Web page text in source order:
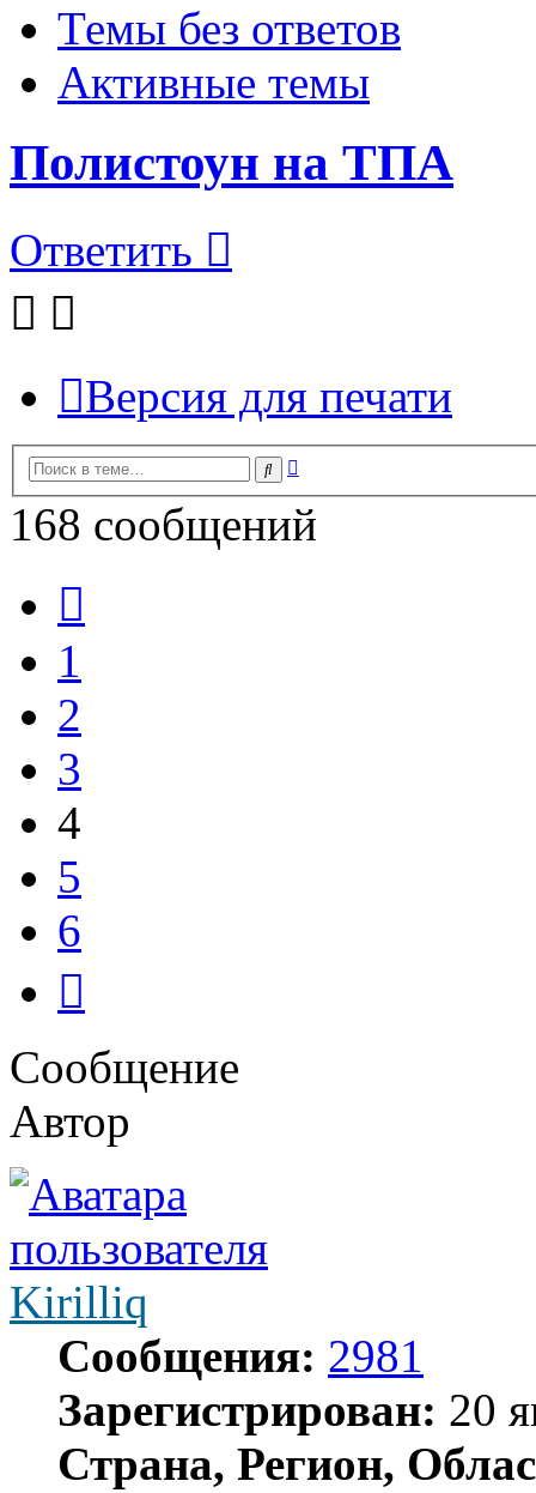
Темы без ответов
Активные темы
Полистоун на ТПА
Ответить
Версия для печати
Поиск
168 сообщений
1
2
3
4
5
6
Сообщение
Автор
Kirilliq
Сообщения: 2981
Зарегистрирован: 20
Страна, Регион,